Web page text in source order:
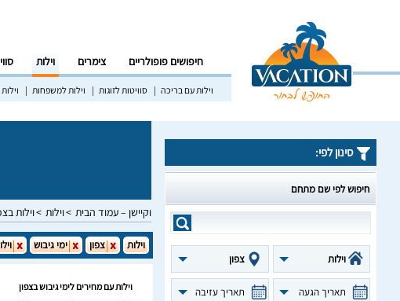
חיפושים פופולריים צימרים וילות
וילות עם בריכה סוויטות לזוגות וילות למשפחות
וקיישן – עמוד הבית וילות וילות
סינון לפי:
חיפוש לפי שם מתחם
וילות צפון
תאריך הגעה תאריך עזיבה
וילות צפון ימי גיבוש
וילות עם מחירים לימי גיבוש בצפון